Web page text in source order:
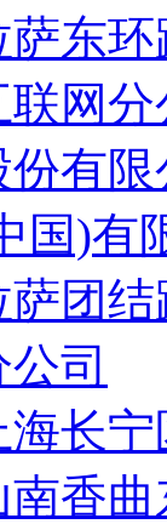
东
联网
有
国)有
团
司
长
香